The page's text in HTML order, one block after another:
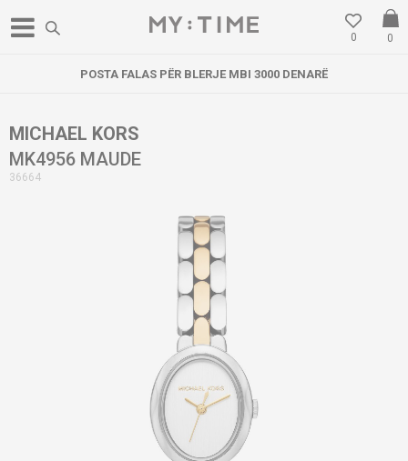
0
0
POSTA FALAS PËR BLERJE MBI 3000 DENARË
MICHAEL KORS
MK4956 MAUDE
36664